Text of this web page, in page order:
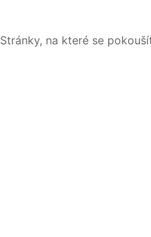
Stránky, na které se